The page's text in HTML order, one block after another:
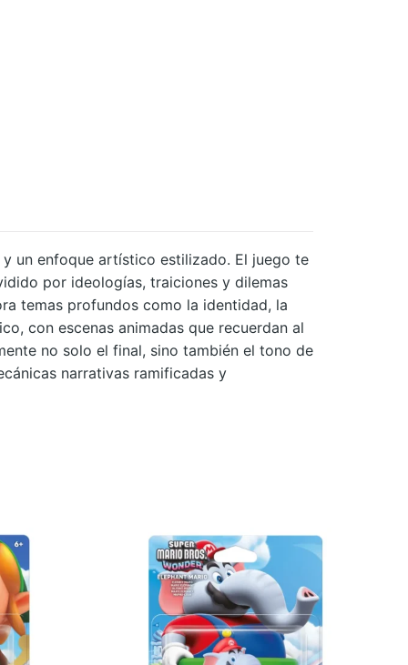
un enfoque artístico estilizado. El juego te
por ideologías, traiciones y dilemas
temas profundos como la identidad, la
con escenas animadas que recuerdan al
no solo el final, sino también el tono de
narrativas ramificadas y